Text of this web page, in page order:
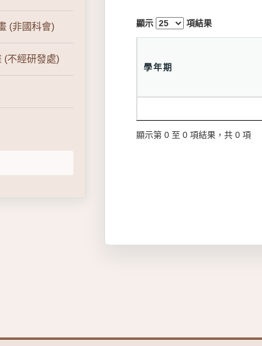
(非國科會)
(不經研發處)
顯示 項結果
學年期
顯示第 0 至 0 項結果，共 0 項